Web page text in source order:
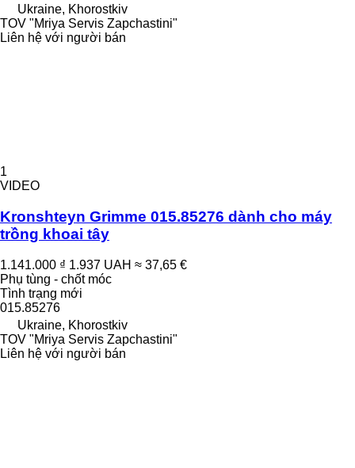
Ukraine, Khorostkiv
TOV "Mriya Servis Zapchastini"
Liên hệ với người bán
1
VIDEO
Kronshteyn Grimme 015.85276 dành cho máy
trồng khoai tây
1.141.000 ₫ 1.937 UAH ≈ 37,65 €
Phụ tùng - chốt móc
Tình trạng mới
015.85276
Ukraine, Khorostkiv
TOV "Mriya Servis Zapchastini"
Liên hệ với người bán